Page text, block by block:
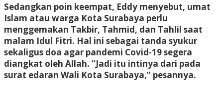
Sedangkan poin keempat, Eddy menyebut, umat
Islam atau warga Kota Surabaya perlu
menggemakan Takbir, Tahmid, dan Tahlil saat
malam Idul Fitri. Hal ini sebagai tanda syukur
sekaligus doa agar pandemi Covid-19 segera
diangkat oleh Allah. “Jadi itu intinya dari pada
surat edaran Wali Kota Surabaya,” pesannya.